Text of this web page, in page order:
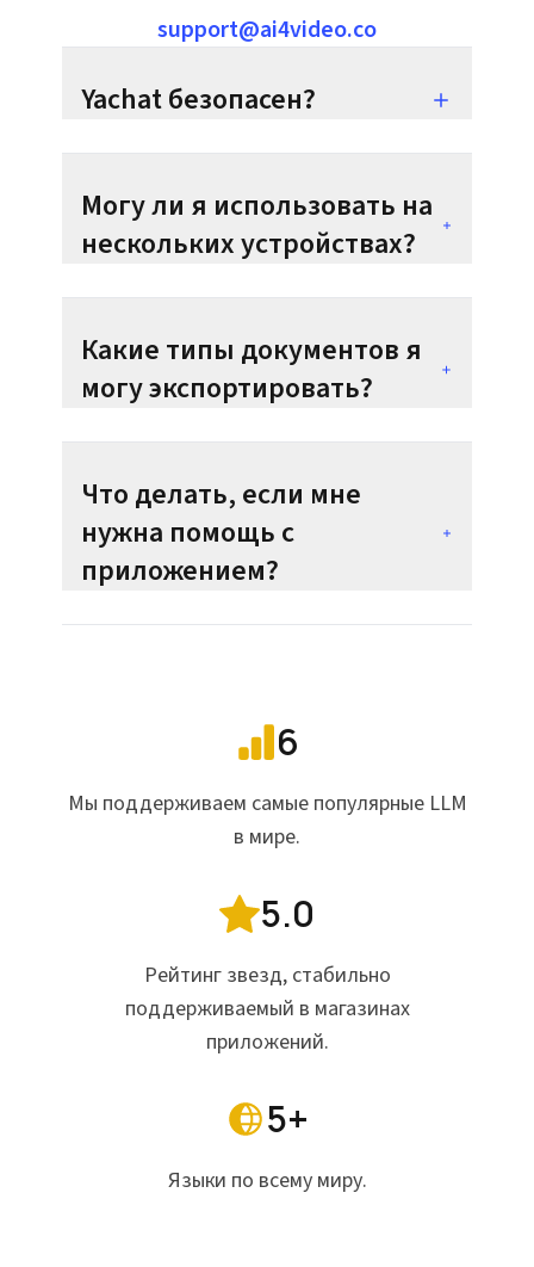
support@ai4video.co
Yachat безопасен?
Могу ли я использовать на
нескольких устройствах?
Какие типы документов я
могу экспортировать?
Что делать, если мне
нужна помощь с
приложением?
6
Мы поддерживаем самые популярные LLM
в мире.
5.0
Рейтинг звезд, стабильно
поддерживаемый в магазинах
приложений.
5+
Языки по всему миру.